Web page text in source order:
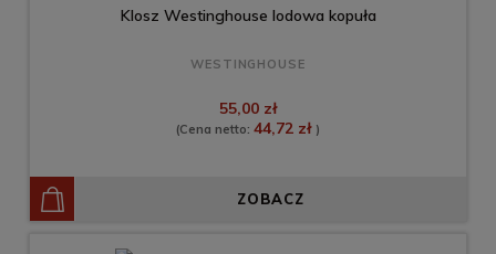
Klosz Westinghouse lodowa kopuła
WESTINGHOUSE
55,00 zł
(Cena netto: 44,72 zł )
ZOBACZ